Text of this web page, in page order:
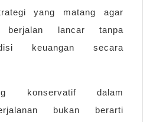
yang matang agar
berjalan lancar tanpa
keuangan secara
konservatif dalam
bukan berarti